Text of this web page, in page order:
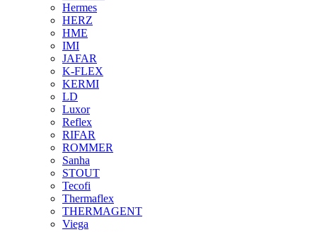
Hermes
HERZ
HME
IMI
JAFAR
K-FLEX
KERMI
LD
Luxor
Reflex
RIFAR
ROMMER
Sanha
STOUT
Tecofi
Thermaflex
THERMAGENT
Viega